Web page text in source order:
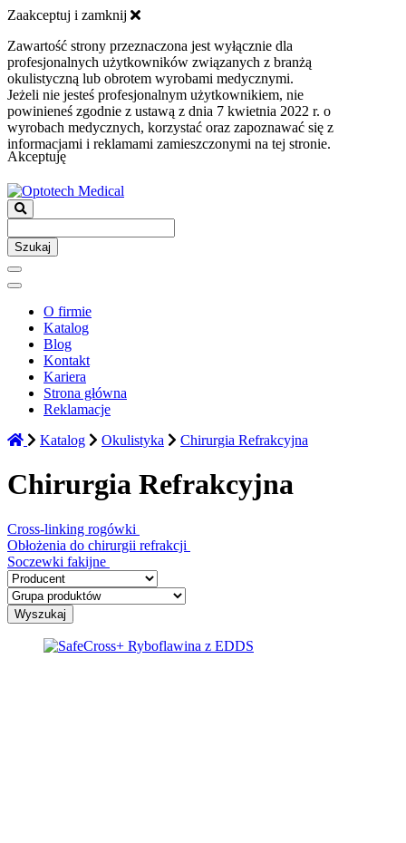
Zaakceptuj i zamknij
Zawartość strony przeznaczona jest wyłącznie dla
profesjonalnych użytkowników związanych z branżą
okulistyczną lub obrotem wyrobami medycznymi.
Jeżeli nie jesteś profesjonalnym użytkownikiem, nie
powinieneś zgodnie z ustawą z dnia 7 kwietnia 2022 r. o
wyrobach medycznych, korzystać oraz zapoznawać się z
informacjami i reklamami zamieszczonymi na tej stronie.
Akceptuję
Szukaj
O firmie
Katalog
Blog
Kontakt
Kariera
Strona główna
Reklamacje
Katalog
Okulistyka Chirurgia Refrakcyjna
Chirurgia Refrakcyjna
Cross-linking rogówki
Obłożenia do chirurgii refrakcji
Soczewki fakijne